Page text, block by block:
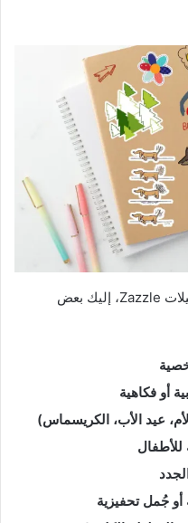
من خلال دراسة توجهات السوق وتحليلات Zazzle، إليك بعض
أو فكاهية
عيد الأب، الكريسماس)
جُمل تحفيزية